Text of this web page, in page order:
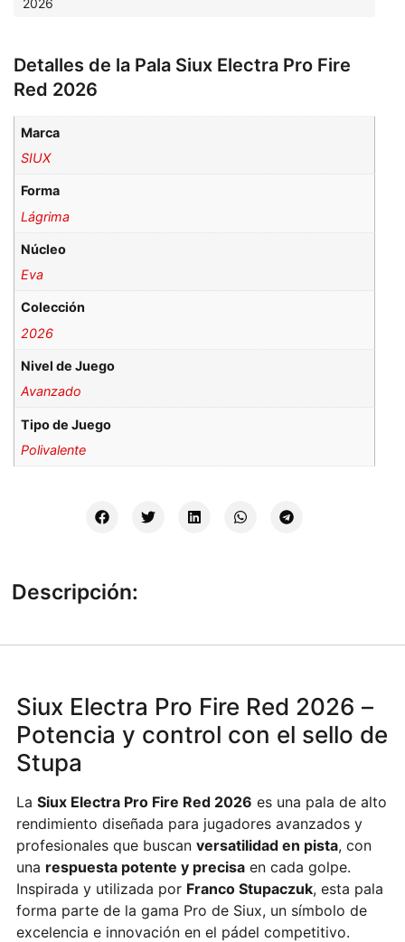
Detalles de la Pala Siux Electra Pro Fire
Red 2026
Marca
SIUX
Forma
Lágrima
Núcleo
Eva
Colección
2026
Nivel de Juego
Avanzado
Tipo de Juego
Polivalente
Descripción:
Siux Electra Pro Fire Red 2026 –
Potencia y control con el sello de
Stupa
La Siux Electra Pro Fire Red 2026 es una pala de alto
rendimiento diseñada para jugadores avanzados y
profesionales que buscan versatilidad en pista, con
una respuesta potente y precisaen cada golpe.
Inspirada y utilizada por Franco Stupaczuk, esta pala
forma parte de la gama Pro de Siux, un símbolo de
excelencia e innovación en el pádel competitivo.